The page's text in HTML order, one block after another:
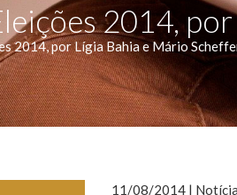
2014,
2014, por Lígia Bahia e Mário
11/08/2014 | Notícia